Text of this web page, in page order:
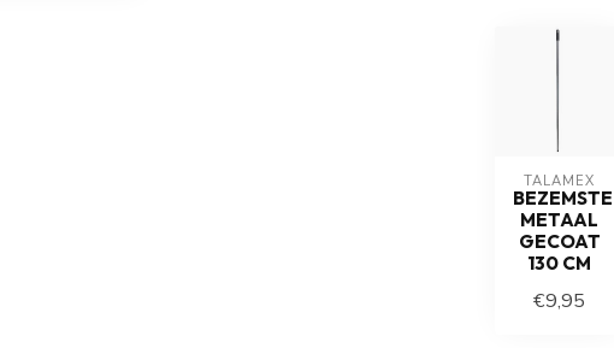
TALAMEX
METAAL
GECOAT
130 CM
€9,95